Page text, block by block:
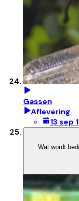
Gassen
Aflevering
13 sep
Wat wordt